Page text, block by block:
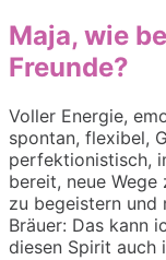
Maja, wie
Freunde?
Voller Energie,
spontan, flexibel,
perfektionistisch,
bereit, neue
zu begeistern und
Bräuer: Das kann
diesen Spirit auch